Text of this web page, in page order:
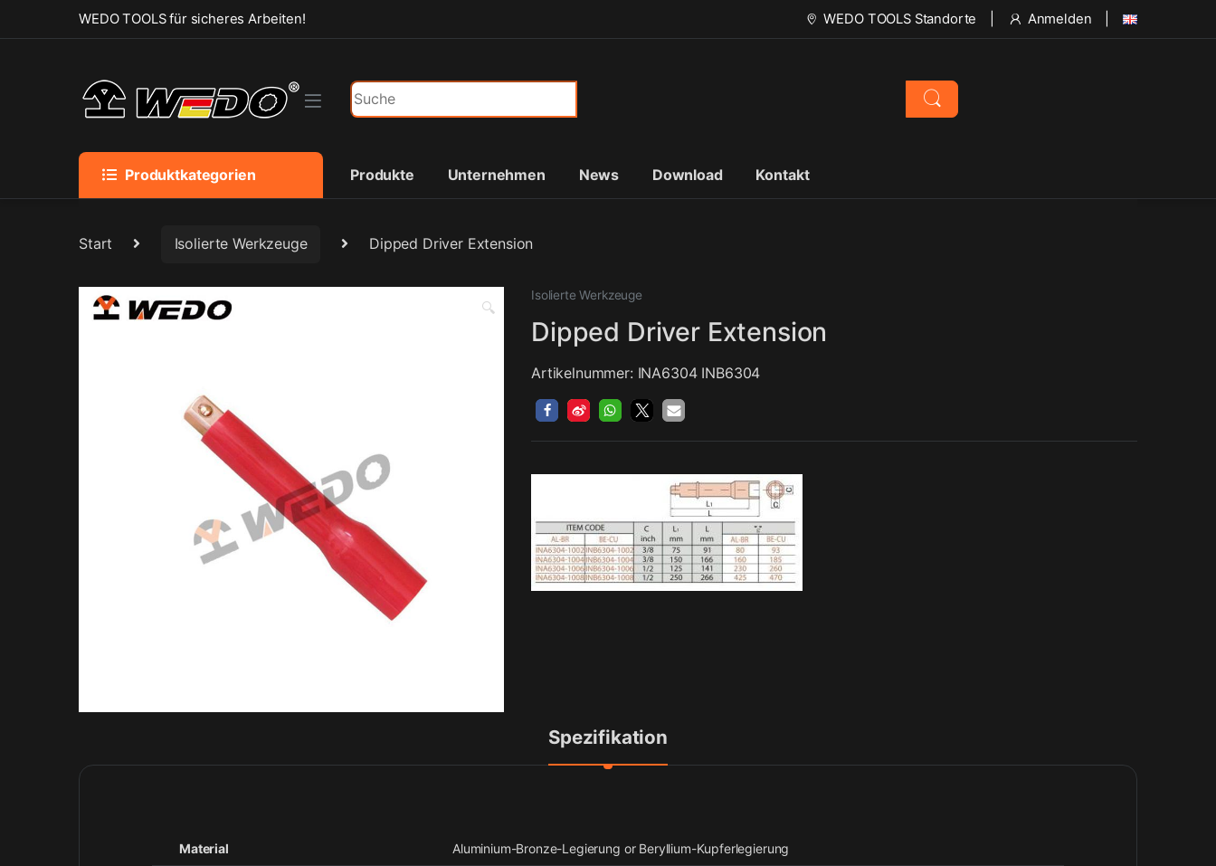
Skip to navigation
Skip to contentWEDO TOOLS für sicheres Arbeiten! WEDO TOOLS Standorte Anmelden
Search for:
Produktkategorien Produkte Unternehmen News Download Kontakt
Start Isolierte Werkzeuge Dipped Driver Extension
🔍
Isolierte Werkzeuge
Dipped Driver Extension
Artikelnummer: INA6304 INB6304
Spezifikation
Material Aluminium-Bronze-Legierung or Beryllium-Kupferlegierung